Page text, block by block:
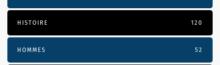
HISTOIRE 120
HOMMES 52